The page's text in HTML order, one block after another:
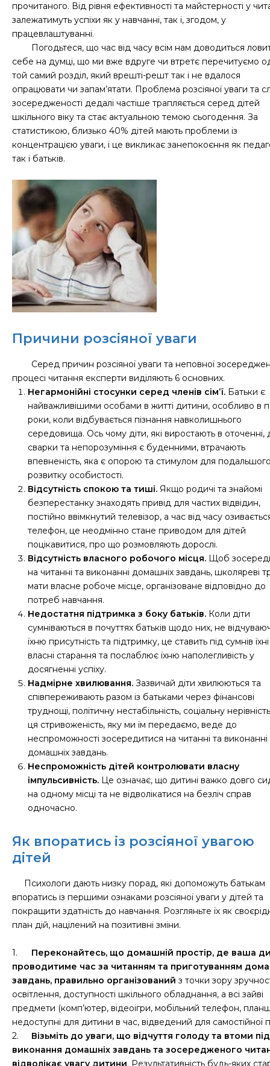
прочитаного. Від рівня ефективності та майстерності у
залежатимуть успіхи як у навчанні, так і, згодом, у
працевлаштуванні.
Погодьтеся, що час від часу всім нам доводиться
себе на думці, що ми вже вдруге чи втретє перечитуємо
той самий розділ, який врешті-решт так і не вдалося
опрацювати чи запам’ятати. Проблема розсіяної уваги та
зосередженості дедалі частіше трапляється серед дітей
шкільного віку та стає актуальною темою сьогодення. За
статистикою, близько 40% дітей мають проблеми із
концентрацією уваги, і це викликає занепокоєння як
так і батьків.
Причини розсіяної уваги
Серед причин розсіяної уваги та неповної
процесі читання експерти виділяють 6 основних.
Негармонійні стосунки серед членів сім’ї. Батьки є
найважливішими особами в житті дитини, особливо в
роки, коли відбувається пізнання навколишнього
середовища. Ось чому діти, які виростають в оточенні,
сварки та непорозуміння є буденними, втрачають
впевненість, яка є опорою та стимулом для
розвитку особистості.
Відсутність спокою та тиші. Якщо родичі та знайомі
безперестанку знаходять привід для частих відвідин,
постійно ввімкнутий телевізор, а час від часу
телефон, це неодмінно стане приводом для дітей
поцікавитися, про що розмовляють дорослі.
Відсутність власного робочого місця. Щоб
на читанні та виконанні домашніх завдань, школяреві
мати власне робоче місце, організоване відповідно до
потреб навчання.
Недостатня підтримка з боку батьків. Коли діти
сумніваються в почуттях батьків щодо них, не
їхню присутність та підтримку, це ставить під сумнів їхні
власні старання та послаблює їхню наполегливість у
досягненні успіху.
Надмірне хвилювання. Зазвичай діти хвилюються та
співпереживають разом із батьками через фінансові
труднощі, політичну нестабільність, соціальну
ця стривоженість, яку ми їм передаємо, веде до
неспроможності зосередитися на читанні та виконанні
домашніх завдань.
Неспроможність дітей контролювати власну
імпульсивність. Це означає, що дитині важко довго
на одному місці та не відволікатися на безліч справ
одночасно.
Як впоратись із розсіяної увагою
дітей
Психологи дають низку порад, які допоможуть батькам
впоратись із першими ознаками розсіяної уваги у дітей та
покращити здатність до навчання. Розгляньте їх як
план дій, націлений на позитивні зміни.
1.
Переконайтесь, що домашній простір, де ваша
проводитиме час за читанням та приготуванням
завдань, правильно організований з точки зору
освітлення, доступності шкільного обладнання, а всі зайві
предмети (комп’ютер, відеоігри, мобільний телефон,
недоступні для дитини в час, відведений для самостійної
2.
Візьміть до уваги, що відчуття голоду та втоми
виконання домашніх завдань та зосередженого
відволікає увагу дитини. Результативність будь-яких